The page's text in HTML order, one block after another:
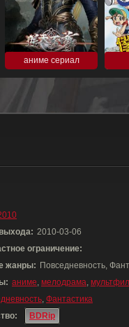
аниме сериал
2010-03-06
ограничение:
жанры: Повседневность,
аниме, мелодрама,
, Фантастика
BDRip